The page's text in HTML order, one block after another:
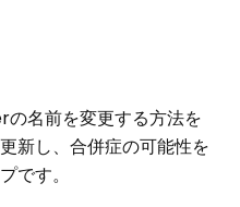
名前を変更する方法を
新し、合併症の可能性を
です。